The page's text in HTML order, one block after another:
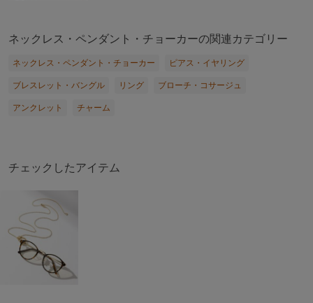
ネックレス・ペンダント・チョーカーの関連カテゴリー
ネックレス・ペンダント・チョーカー ピアス・イヤリング
ブレスレット・バングル リング ブローチ・コサージュ
アンクレット チャーム
チェックしたアイテム